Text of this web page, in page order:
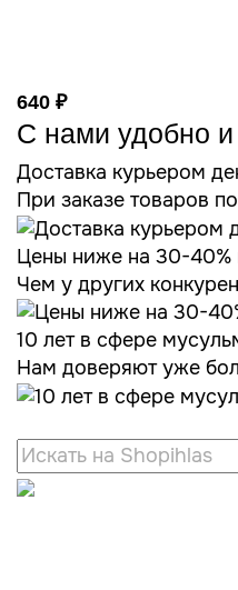
640 ₽
С нами удобно и
Доставка курьером
При заказе товаров
Цены ниже на 30-40%
Чем у других
10 лет в сфере
Нам доверяют уже